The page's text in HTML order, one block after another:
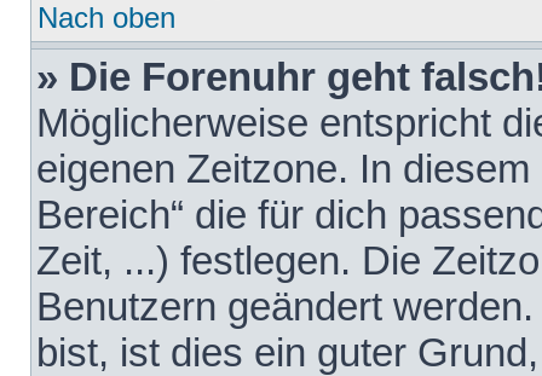
Nach oben
» Die Forenuhr geht
Möglicherweise entspricht
eigenen Zeitzone. In
Bereich“ die für dich
Zeit, ...) festlegen. Die
Benutzern geändert
bist, ist dies ein guter